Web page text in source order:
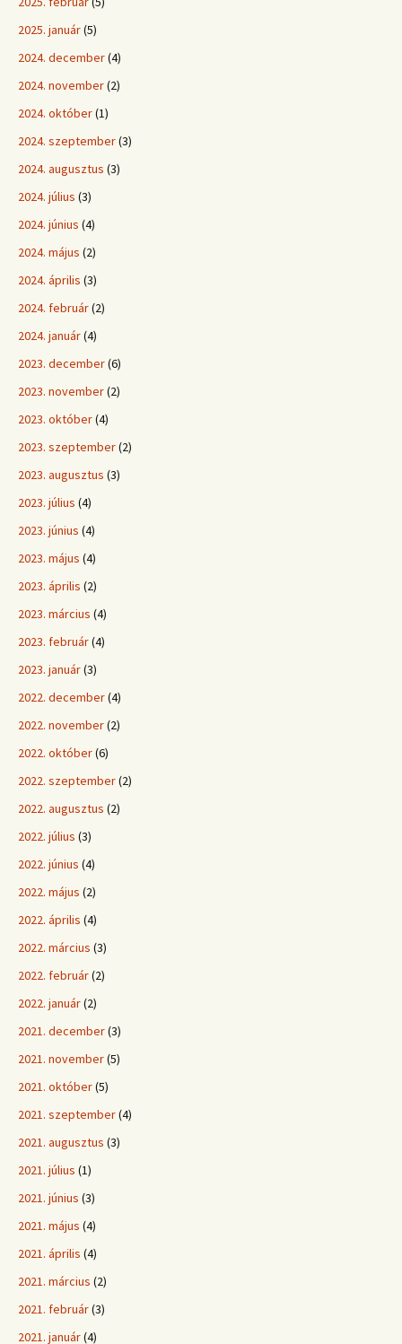
2025. január(5)
2024. december(4)
2024. november(2)
2024. október(1)
2024. szeptember(3)
2024. augusztus (3)
2024. július (3)
2024. június (4)
2024. május (2)
2024. április (3)
2024. február(2)
2024. január(4)
2023. december(6)
2023. november(2)
2023. október(4)
2023. szeptember(2)
2023. augusztus (3)
2023. július (4)
2023. június (4)
2023. május (4)
2023. április (2)
2023. március (4)
2023. február(4)
2023. január(3)
2022. december(4)
2022. november(2)
2022. október(6)
2022. szeptember(2)
2022. augusztus (2)
2022. július (3)
2022. június (4)
2022. május (2)
2022. április (4)
2022. március (3)
2022. február(2)
2022. január(2)
2021. december(3)
2021. november(5)
2021. október(5)
2021. szeptember(4)
2021. augusztus (3)
2021. július (1)
2021. június (3)
2021. május (4)
2021. április (4)
2021. március (2)
2021. február(3)
2021. január(4)